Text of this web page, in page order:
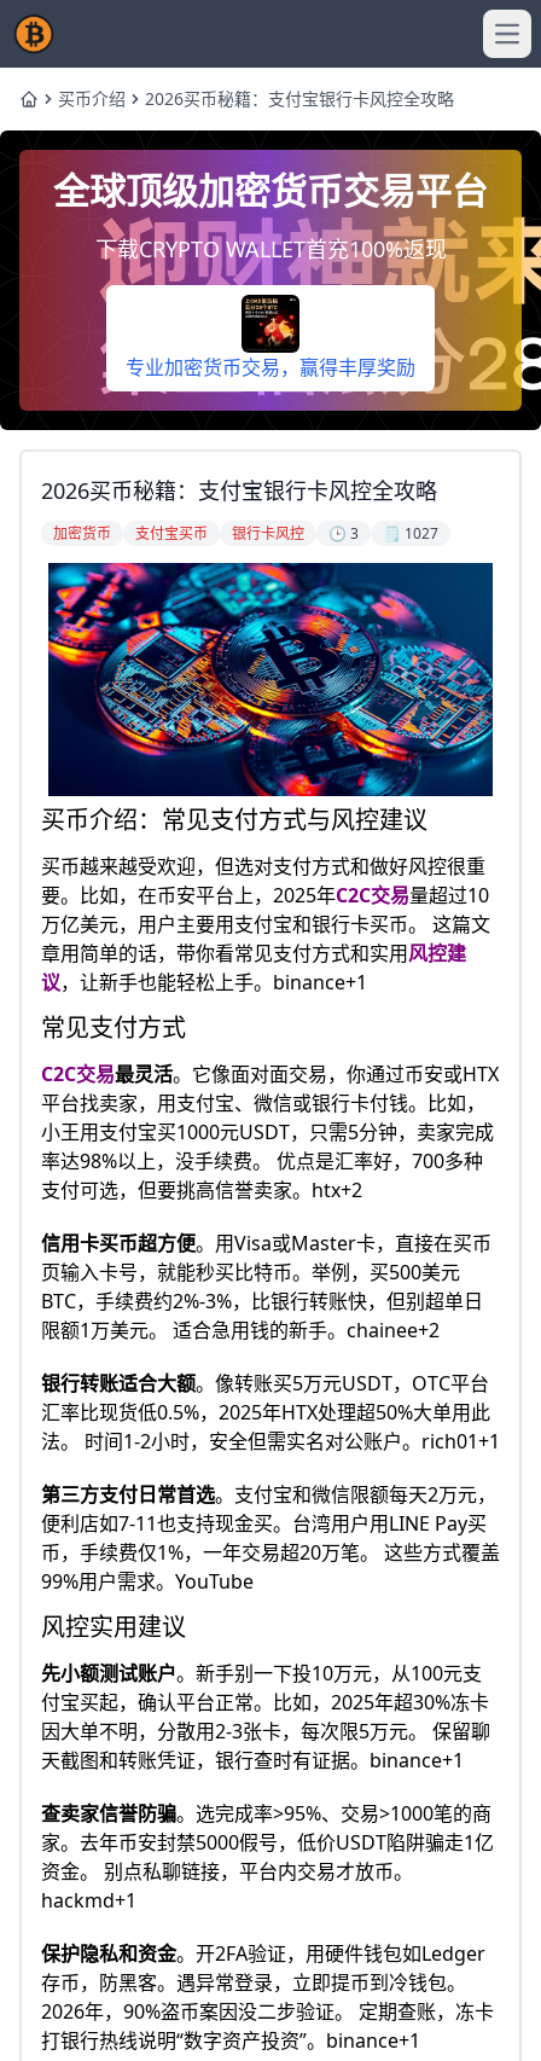
Home买币介绍 2026买币秘籍：支付宝银行卡风控全攻略
全球顶级加密货币交易平台
下载CRYPTO WALLET首充100%返现
专业加密货币交易，赢得丰厚奖励
2026买币秘籍：支付宝银行卡风控全攻略
加密货币 支付宝买币 银行卡风控 🕒 3 🗒️ 1027
买币介绍：常见支付方式与风控建议
买币越来越受欢迎，但选对支付方式和做好风控很重
要。比如，在币安平台上，2025年C2C交易量超过10
万亿美元，用户主要用支付宝和银行卡买币。 这篇文
章用简单的话，带你看常见支付方式和实用风控建
议，让新手也能轻松上手。binance+1
常见支付方式
C2C交易最灵活。它像面对面交易，你通过币安或HTX
平台找卖家，用支付宝、微信或银行卡付钱。比如，
小王用支付宝买1000元USDT，只需5分钟，卖家完成
率达98%以上，没手续费。 优点是汇率好，700多种
支付可选，但要挑高信誉卖家。htx+2
信用卡买币超方便。用Visa或Master卡，直接在买币
页输入卡号，就能秒买比特币。举例，买500美元
BTC，手续费约2%-3%，比银行转账快，但别超单日
限额1万美元。 适合急用钱的新手。chainee+2
银行转账适合大额。像转账买5万元USDT，OTC平台
汇率比现货低0.5%，2025年HTX处理超50%大单用此
法。 时间1-2小时，安全但需实名对公账户。rich01+1
第三方支付日常首选。支付宝和微信限额每天2万元，
便利店如7-11也支持现金买。台湾用户用LINE Pay买
币，手续费仅1%，一年交易超20万笔。 这些方式覆盖
99%用户需求。YouTube​​
风控实用建议
先小额测试账户。新手别一下投10万元，从100元支
付宝买起，确认平台正常。比如，2025年超30%冻卡
因大单不明，分散用2-3张卡，每次限5万元。 保留聊
天截图和转账凭证，银行查时有证据。binance+1
查卖家信誉防骗。选完成率>95%、交易>1000笔的商
家。去年币安封禁5000假号，低价USDT陷阱骗走1亿
资金。 别点私聊链接，平台内交易才放币。
hackmd+1
保护隐私和资金。开2FA验证，用硬件钱包如Ledger
存币，防黑客。遇异常登录，立即提币到冷钱包。
2026年，90%盗币案因没二步验证。 定期查账，冻卡
打银行热线说明“数字资产投资”。binance+1